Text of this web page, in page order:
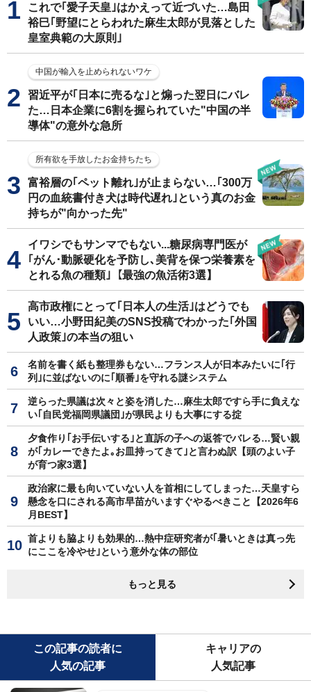
これで｢愛子天皇｣はかえって近づいた…島田
裕巳｢野望にとらわれた麻生太郎が見落とした
皇室典範の大原則｣
中国が輸入を止められないワケ
習近平が｢日本に売るな｣と煽った翌日にバレ
た…日本企業に6割を握られていた"中国の半
導体"の意外な急所
所有欲を手放したお金持ちたち
富裕層の｢ペット離れ｣が止まらない…｢300万
円の血統書付き犬は時代遅れ｣という真のお金
持ちが"向かった先"
イワシでもサンマでもない...糖尿病専門医が
｢がん･動脈硬化を予防し､美背を保つ栄養素を
とれる魚の種類｣【最強の魚活術3選】
高市政権にとって｢日本人の生活｣はどうでも
いい…小野田紀美のSNS投稿でわかった｢外国
人政策｣の本当の狙い
名前を書く紙も整理券もない…フランス人が日本みたいに｢行
列｣に並ばないのに｢順番｣を守れる謎システム
逆らった県議は次々と姿を消した…麻生太郎ですら手に負えな
い｢自民党福岡県議団｣が県民よりも大事にする掟
夕食作り｢お手伝いする｣と直訴の子への返答でバレる…賢い親
が｢カレーできたよ｡お皿持ってきて｣と言わぬ訳【頭のよい子
が育つ家3選】
政治家に最も向いていない人を首相にしてしまった…天皇すら
懸念を口にされる高市早苗がいますぐやるべきこと【2026年6
月BEST】
首よりも脇よりも効果的…熱中症研究者が｢暑いときは真っ先
にここを冷やせ｣という意外な体の部位
もっと見る
この記事の読者に
人気の記事
キャリアの
人気記事